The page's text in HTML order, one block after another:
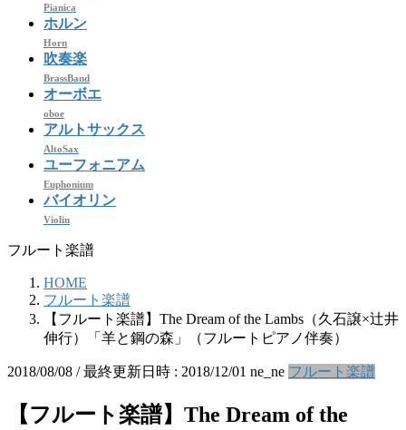
Pianica
ホルン
Horn
吹奏楽
BrassBand
オーボエ
oboe
アルトサックス
AltoSax
ユーフォニアム
Euphonium
バイオリン
Violin
フルート楽譜
HOME
フルート楽譜
【フルート楽譜】The Dream of the Lambs（久石譲×辻井
伸行）「羊と鋼の森」（フルートピアノ伴奏）
2018/08/08 / 最終更新日時 : 2018/12/01 ne_ne フルート楽譜
【フルート楽譜】The Dream of the